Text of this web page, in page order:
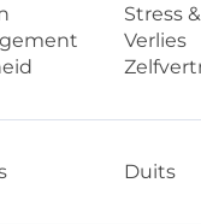
Stress
Verlies
Duits